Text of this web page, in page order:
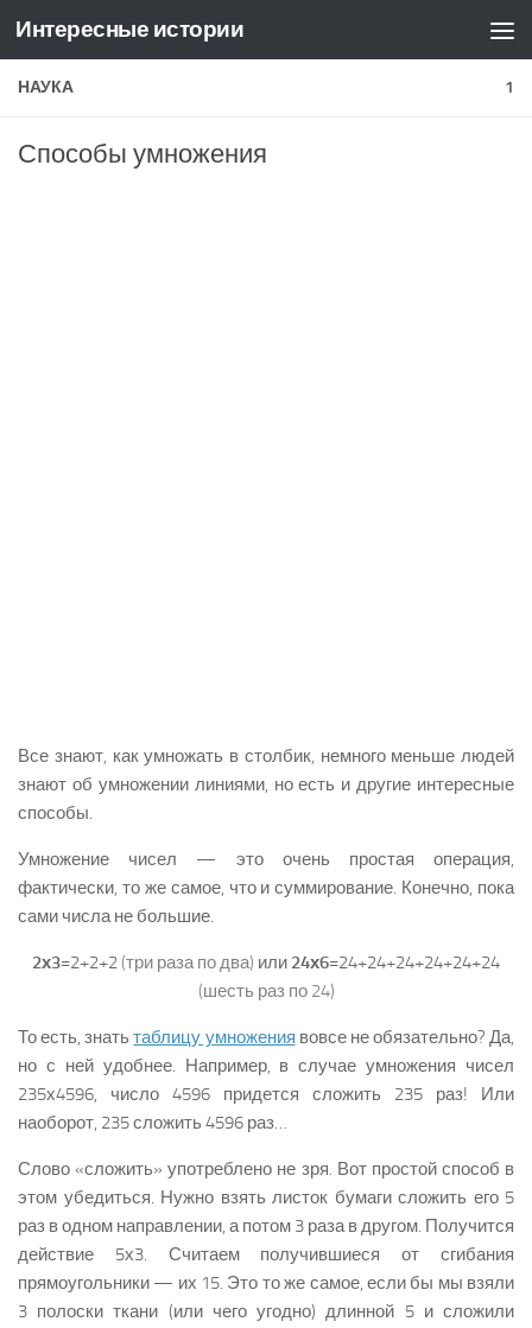
Skip to content
Интересные истории
НАУКА 1
Способы умножения
Все знают, как умножать в столбик, немного меньше людей
знают об умножении линиями, но есть и другие интересные
способы.
Умножение чисел — это очень простая операция,
фактически, то же самое, что и суммирование. Конечно, пока
сами числа не большие.
2х3=2+2+2 (три раза по два) или 24х6=24+24+24+24+24+24
(шесть раз по 24)
То есть, знатьтаблицу умножения вовсе не обязательно? Да,
но с ней удобнее. Например, в случае умножения чисел
235х4596, число 4596 придется сложить 235 раз! Или
наоборот, 235 сложить 4596 раз…
Слово «сложить» употреблено не зря. Вот простой способ в
этом убедиться. Нужно взять листок бумаги сложить его 5
раз в одном направлении, а потом 3 раза в другом. Получится
действие 5х3. Считаем получившиеся от сгибания
прямоугольники — их 15. Это то же самое, если бы мы взяли
3 полоски ткани (или чего угодно) длинной 5 и сложили